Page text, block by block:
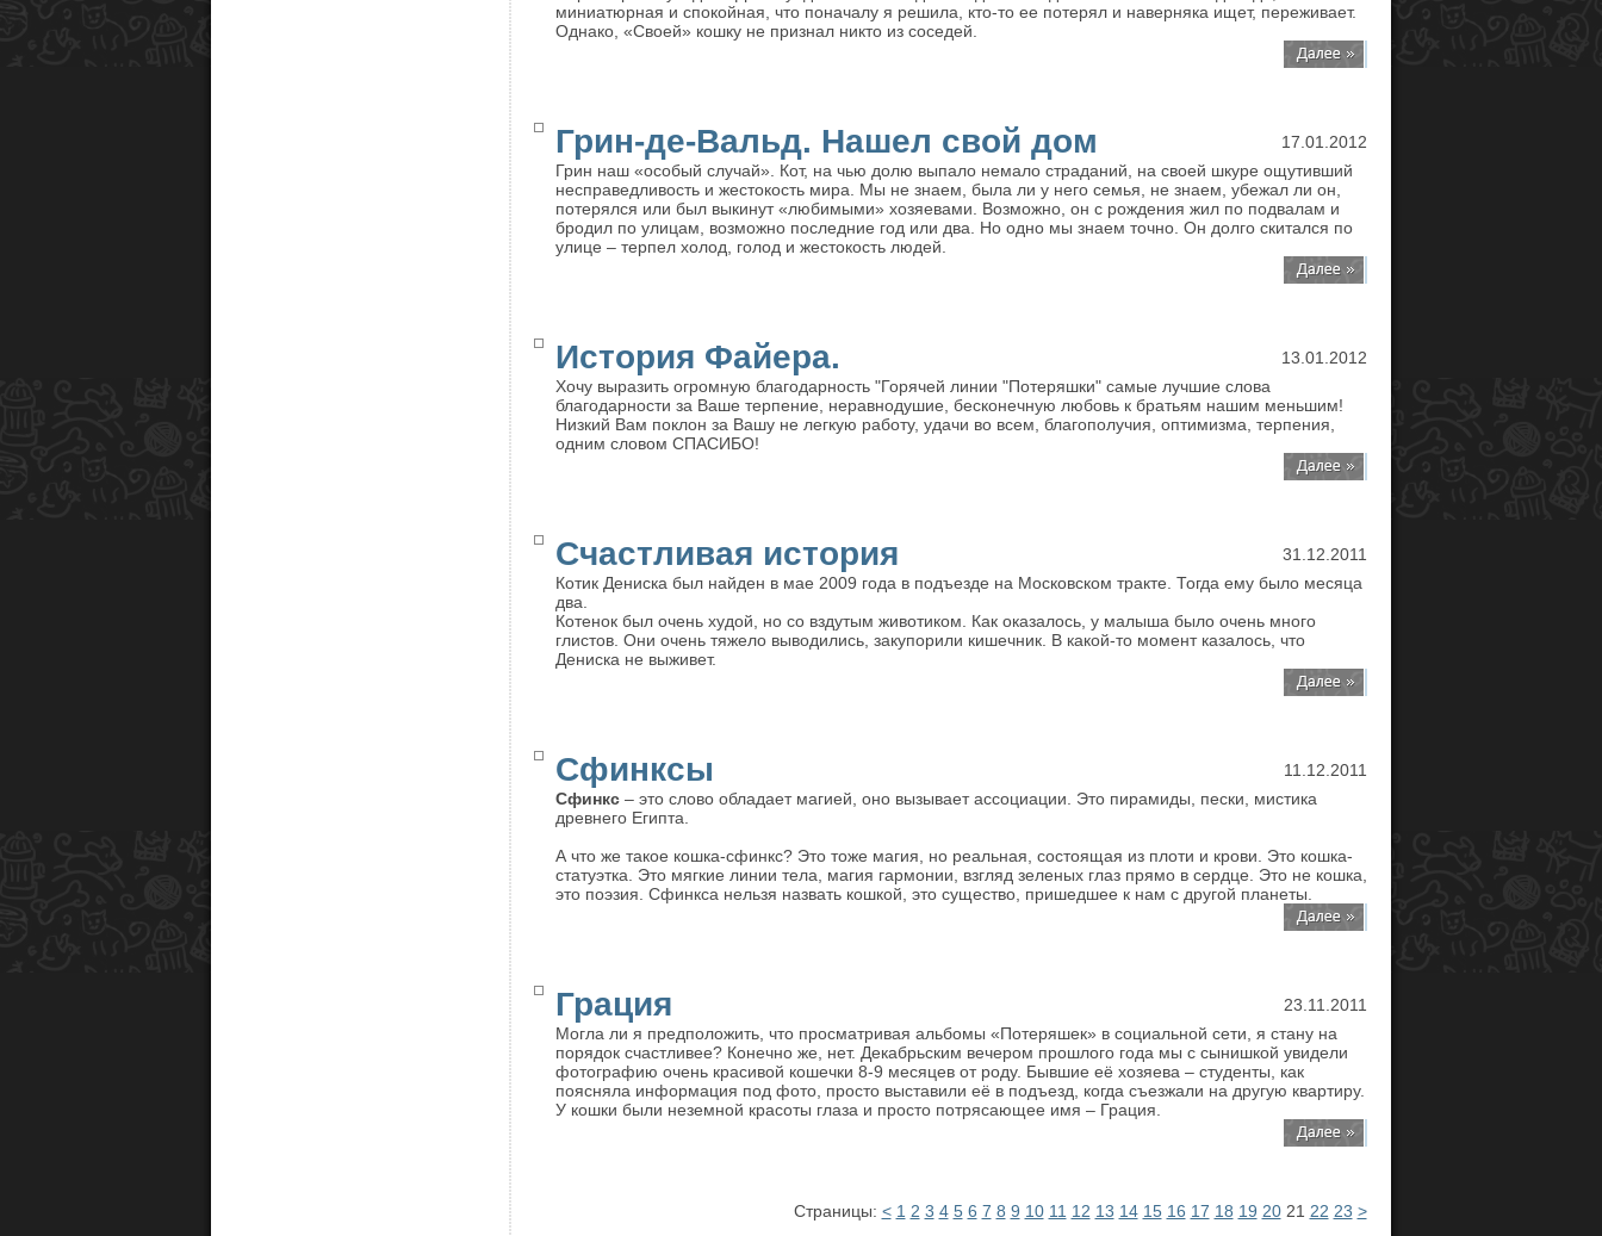
миниатюрная и спокойная, что поначалу я решила, кто-то ее потерял и наверняка ищет, переживает.
Однако, «Своей» кошку не признал никто из соседей.
Грин-де-Вальд. Нашел свой дом
17.01.2012
Грин наш «особый случай». Кот, на чью долю выпало немало страданий, на своей шкуре ощутивший
несправедливость и жестокость мира. Мы не знаем, была ли у него семья, не знаем, убежал ли он,
потерялся или был выкинут «любимыми» хозяевами. Возможно, он с рождения жил по подвалам и
бродил по улицам, возможно последние год или два. Но одно мы знаем точно. Он долго скитался по
улице – терпел холод, голод и жестокость людей.
История Файера.
13.01.2012
Хочу выразить огромную благодарность "Горячей линии "Потеряшки" самые лучшие слова
благодарности за Ваше терпение, неравнодушие, бесконечную любовь к братьям нашим меньшим!
Низкий Вам поклон за Вашу не легкую работу, удачи во всем, благополучия, оптимизма, терпения,
одним словом СПАСИБО!
Счастливая история
31.12.2011
Котик Дениска был найден в мае 2009 года в подъезде на Московском тракте. Тогда ему было месяца
два.
Котенок был очень худой, но со вздутым животиком. Как оказалось, у малыша было очень много
глистов. Они очень тяжело выводились, закупорили кишечник. В какой-то момент казалось, что
Дениска не выживет.
Сфинксы
11.12.2011
Сфинкс– это слово обладает магией, оно вызывает ассоциации. Это пирамиды, пески, мистика
древнего Египта.
А что же такое кошка-сфинкс? Это тоже магия, но реальная, состоящая из плоти и крови. Это кошка-
статуэтка. Это мягкие линии тела, магия гармонии, взгляд зеленых глаз прямо в сердце. Это не кошка,
это поэзия. Сфинкса нельзя назвать кошкой, это существо, пришедшее к нам с другой планеты.
Грация
23.11.2011
Могла ли я предположить, что просматривая альбомы «Потеряшек» в социальной сети, я стану на
порядок счастливее? Конечно же, нет. Декабрьским вечером прошлого года мы с сынишкой увидели
фотографию очень красивой кошечки 8-9 месяцев от роду. Бывшие её хозяева – студенты, как
поясняла информация под фото, просто выставили её в подъезд, когда съезжали на другую квартиру.
У кошки были неземной красоты глаза и просто потрясающее имя – Грация.
Страницы: < 1 2 3 4 5 6 7 8 9 10 11 12 13 14 15 16 17 18 19 20 21 22 23 >